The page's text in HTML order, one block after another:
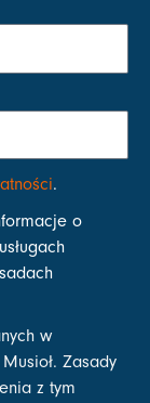
.
o
w
Zasady
z tym